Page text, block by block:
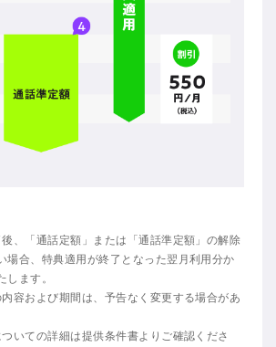
後、「通話定額」または「通話準定額」の解除
場合、特典適用が終了となった翌月利用分か
します。
内容および期間は、予告なく変更する場合があ
ついての詳細は提供条件書よりご確認くださ